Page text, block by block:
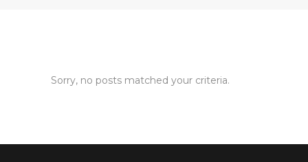
Sorry, no posts matched your criteria.